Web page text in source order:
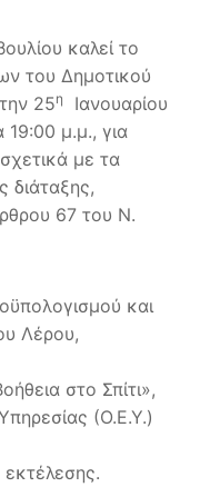
καλεί το
του Δημοτικού
25η
Ιανουαρίου
μ.μ., για
με τα
διάταξης,
67 του Ν.
και
Λέρου,
στο Σπίτι»,
(Ο.Ε.Υ.)